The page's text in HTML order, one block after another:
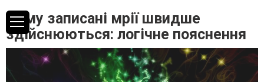
Чому записані мрії швидше
здійснюються: логічне пояснення